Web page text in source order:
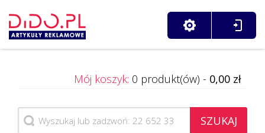
Mój koszyk: 0 produkt(ów) - 0,00 zł
SZUKAJ